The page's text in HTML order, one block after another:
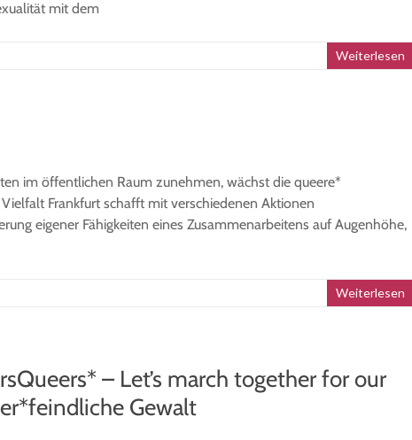
mit dem
Weiterlesen
im öffentlichen Raum zunehmen, wächst die queere*
Frankfurt schafft mit verschiedenen Aktionen
eigener Fähigkeiten eines Zusammenarbeitens auf Augenhöhe,
Weiterlesen
– Let’s march together for our
Gewalt